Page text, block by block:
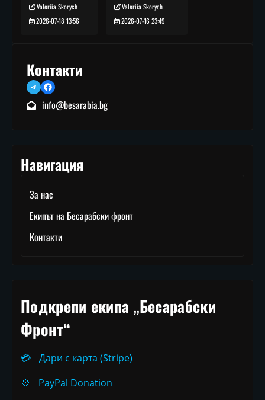
Valeriia Skorych
2026-07-18 13:56
Valeriia Skorych
2026-07-16 23:49
Контакти
TelegramFacebook
info@besarabia.bg
Навигация
За нас
Екипът на Бесарабски фронт
Контакти
Подкрепи екипа „Бесарабски
Фронт“
💳
Дари с карта (Stripe)
💠
PayPal Donation